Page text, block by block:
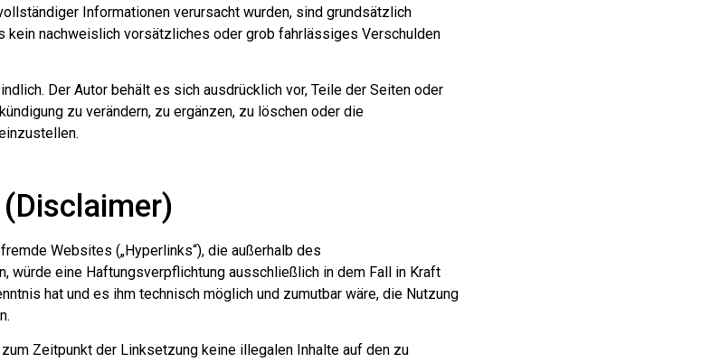
Informationen verursacht wurden, sind grundsätzlich
nachweislich vorsätzliches oder grob fahrlässiges Verschulden
Der Autor behält es sich ausdrücklich vor, Teile der Seiten oder
zu verändern, zu ergänzen, zu löschen oder die
Websites („Hyperlinks“), die außerhalb des
würde eine Haftungsverpflichtung ausschließlich in dem Fall in Kraft
hat und es ihm technisch möglich und zumutbar wäre, die Nutzung
Zeitpunkt der Linksetzung keine illegalen Inhalte auf den zu